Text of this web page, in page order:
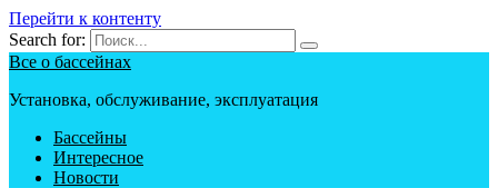
Перейти к контенту
Search for:
Все о бассейнах
Установка, обслуживание, эксплуатация
Бассейны
Интересное
Новости